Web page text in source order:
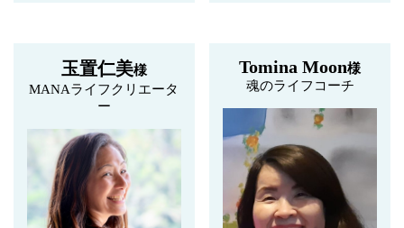
玉置仁美様
MANAライフクリエータ
ー
Tomina Moon様
魂のライフコーチ